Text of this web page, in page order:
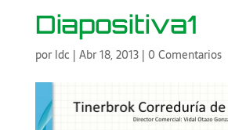
Diapositiva1
porldc | Abr 18, 2013| 0 Comentarios